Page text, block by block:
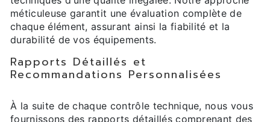
méticuleuse garantit une évaluation complète de
chaque élément, assurant ainsi la fiabilité et la
durabilité de vos équipements.
Rapports Détaillés et
Recommandations Personnalisées
À la suite de chaque contrôle technique, nous vous
fournissons des rapports détaillés comprenant des